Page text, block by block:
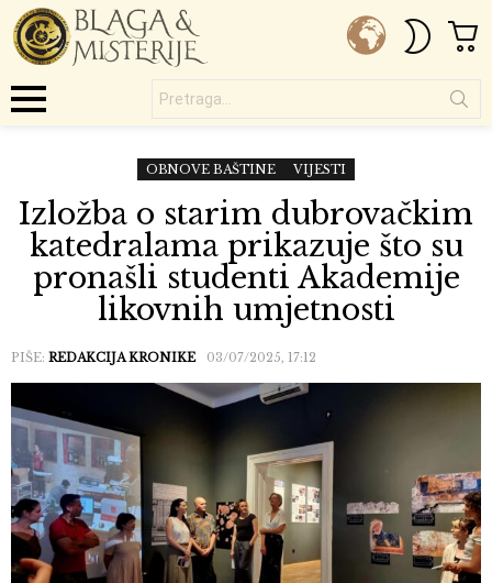
SKIN
OBNOVE BAŠTINE VIJESTI
Izložba o starim dubrovačkim
katedralama prikazuje što su
pronašli studenti Akademije
likovnih umjetnosti
PIŠE: REDAKCIJA KRONIKE 03/07/2025, 17:12